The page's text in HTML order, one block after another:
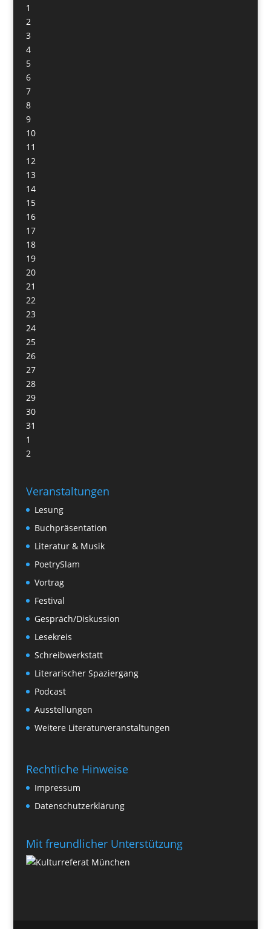
1
2
3
4
5
6
7
8
9
10
11
12
13
14
15
16
17
18
19
20
21
22
23
24
25
26
27
28
29
30
31
1
2
Veranstaltungen
Lesung
Buchpräsentation
Literatur & Musik
PoetrySlam
Vortrag
Festival
Gespräch/Diskussion
Lesekreis
Schreibwerkstatt
Literarischer Spaziergang
Podcast
Ausstellungen
Weitere Literaturveranstaltungen
Rechtliche Hinweise
Impressum
Datenschutzerklärung
Mit freundlicher Unterstützung